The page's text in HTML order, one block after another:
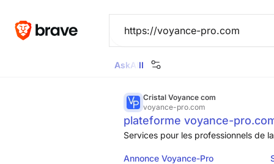
AskAllImages
Cristal Voyance com
voyance-pro.com
plateforme voyance-
Services pour les professionnels de
Annonce Voyance-Pro